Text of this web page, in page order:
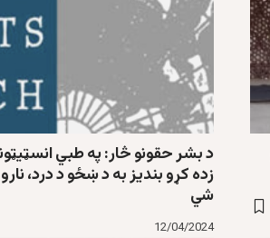
د بشر حقونو څار: په طبي
زده کړو بندیز به د ښځو د درد،
شي
12/04/2024